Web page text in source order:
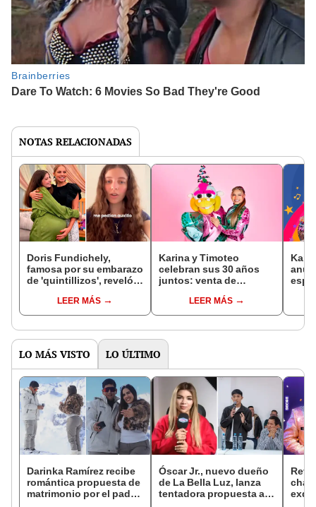
NOTAS RELACIONADAS
Doris Fundichely,
famosa por su embarazo
de 'quintillizos', reveló
ser madre primeriza: "No
lo logré"
LEER MÁS
Karina y Timoteo
celebran sus 30 años
juntos: venta de
precio para el show
infantil en Megaplaza
LEER MÁS
LO MÁS VISTO LO ÚLTIMO
Darinka Ramírez recibe
romántica propuesta de
matrimonio por el padre
Óscar Jr., nuevo dueño
de La Bella Luz, lanza
tentadora propuesta a